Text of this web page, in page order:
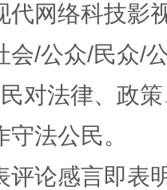
代网络科技影
会/公众/民众/
对法律、政
法公民。
评论感言即表